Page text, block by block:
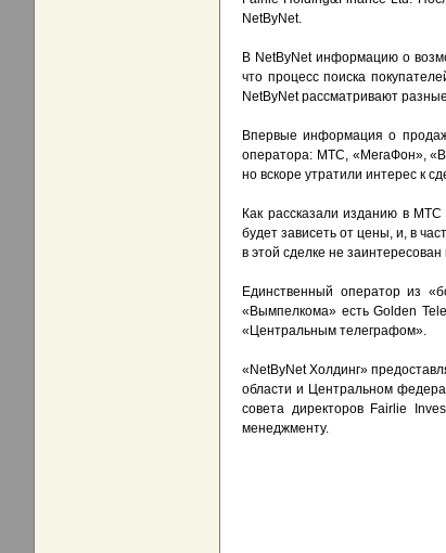
NetByNet.
В NetByNet информацию о
что процесс поиска
NetByNet рассматривают
Впервые информация о
оператора: МТС, «МегаФон»,
но вскоре утратили интерес к
Как рассказали изданию в
будет зависеть от цены, и, в
в этой сделке не
Единственный оператор из
«Вымпелкома» есть Golden
«Центральным телеграфом».
«NetByNet Холдинг»
области и Центральном
совета директоров Fairlie
менеджменту.